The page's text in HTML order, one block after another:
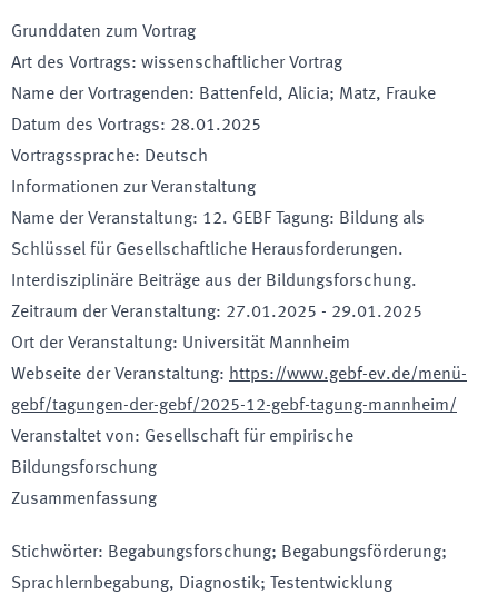
Grunddaten zum Vortrag
Art des Vortrags: wissenschaftlicher Vortrag
Name der Vortragenden: Battenfeld, Alicia; Matz, Frauke
Datum des Vortrags: 28.01.2025
Vortragssprache: Deutsch
Informationen zur Veranstaltung
Name der Veranstaltung: 12. GEBF Tagung: Bildung als
Schlüssel für Gesellschaftliche Herausforderungen.
Interdisziplinäre Beiträge aus der Bildungsforschung.
Zeitraum der Veranstaltung: 27.01.2025 - 29.01.2025
Ort der Veranstaltung: Universität Mannheim
Webseite der Veranstaltung: https://www.gebf-ev.de/menü-
gebf/tagungen-der-gebf/2025-12-gebf-tagung-mannheim/
Veranstaltet von: Gesellschaft für empirische
Bildungsforschung
Zusammenfassung
Stichwörter: Begabungsforschung; Begabungsförderung;
Sprachlernbegabung, Diagnostik; Testentwicklung